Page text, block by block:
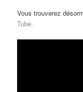
Vous trouverez
Tube.